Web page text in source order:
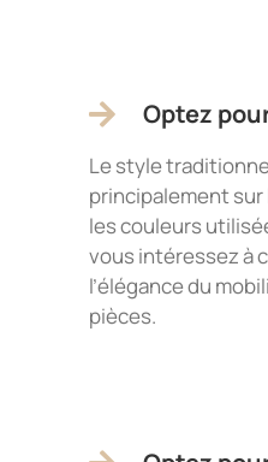
Optez
Le style
principalement
les couleurs
vous intéressez à
l’élégance du
pièces.